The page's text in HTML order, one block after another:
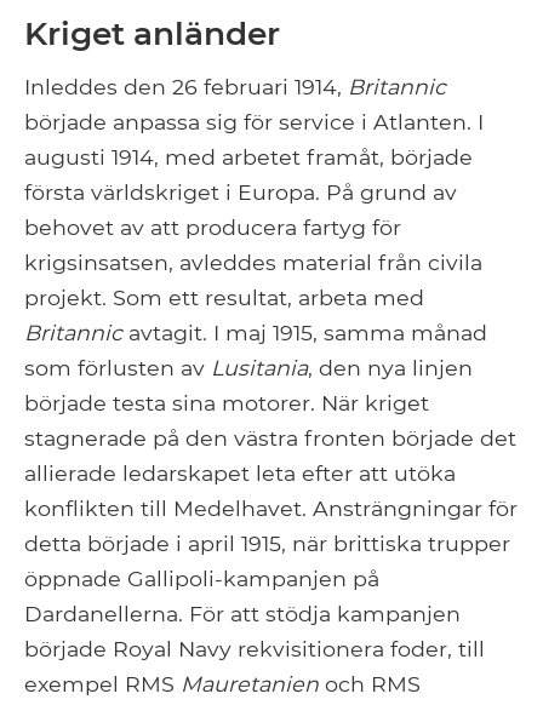
Kriget anländer
Inleddes den 26 februari 1914, Britannic
började anpassa sig för service i Atlanten. I
augusti 1914, med arbetet framåt, började
första världskriget i Europa. På grund av
behovet av att producera fartyg för
krigsinsatsen, avleddes material från civila
projekt. Som ett resultat, arbeta med
Britannicavtagit. I maj 1915, samma månad
som förlusten av Lusitania, den nya linjen
började testa sina motorer. När kriget
stagnerade på den västra fronten började det
allierade ledarskapet leta efter att utöka
konflikten till Medelhavet. Ansträngningar för
detta började i april 1915, när brittiska trupper
öppnade Gallipoli-kampanjen på
Dardanellerna. För att stödja kampanjen
började Royal Navy rekvisitionera foder, till
exempel RMS Mauretanien och RMS